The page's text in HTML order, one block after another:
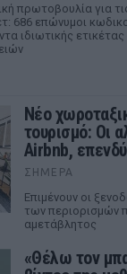
πρωτοβουλία για
686 επώνυμοι
ιδιωτικής
Νέο
τουρισμό: Οι
Airbnb,
ΣΉΜΕΡΑ
Επιμένουν οι
των περιορισμών
αμετάβλητος
«Θέλω τον